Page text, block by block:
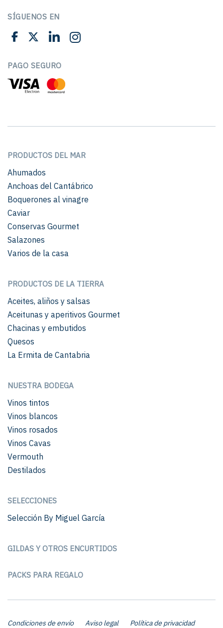
SÍGUENOS EN
PAGO SEGURO
PRODUCTOS DEL MAR
Ahumados
Anchoas del Cantábrico
Boquerones al vinagre
Caviar
Conservas Gourmet
Salazones
Varios de la casa
PRODUCTOS DE LA TIERRA
Aceites, aliños y salsas
Aceitunas y aperitivos Gourmet
Chacinas y embutidos
Quesos
La Ermita de Cantabria
NUESTRA BODEGA
Vinos tintos
Vinos blancos
Vinos rosados
Vinos Cavas
Vermouth
Destilados
SELECCIONES
Selección By Miguel García
GILDAS Y OTROS ENCURTIDOS
PACKS PARA REGALO
Condiciones de envío Aviso legal Política de privacidad